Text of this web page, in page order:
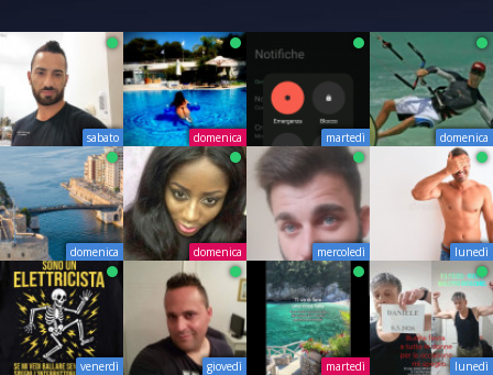
sabato domenica martedì domenica
domenica domenica mercoledì lunedì
venerdì giovedì martedì lunedì